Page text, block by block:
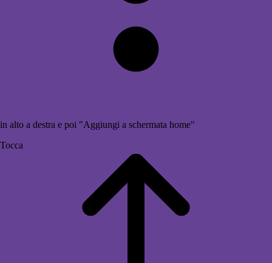
in alto a destra e poi "Aggiungi a schermata home"
Tocca